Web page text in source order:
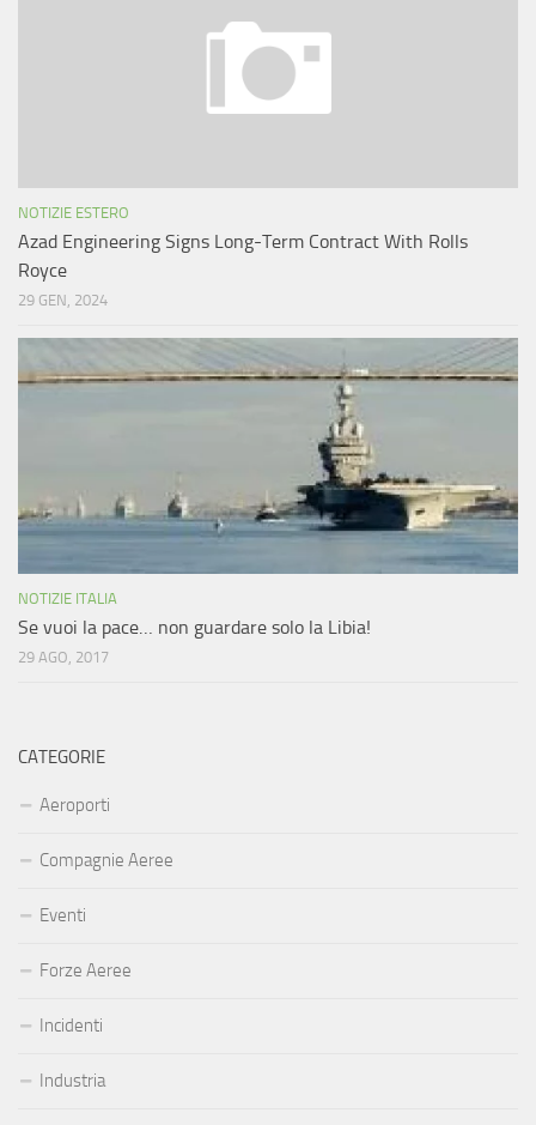
NOTIZIE ESTERO
Azad Engineering Signs Long-Term Contract With Rolls
Royce
29 GEN, 2024
NOTIZIE ITALIA
Se vuoi la pace… non guardare solo la Libia!
29 AGO, 2017
CATEGORIE
Aeroporti
Compagnie Aeree
Eventi
Forze Aeree
Incidenti
Industria